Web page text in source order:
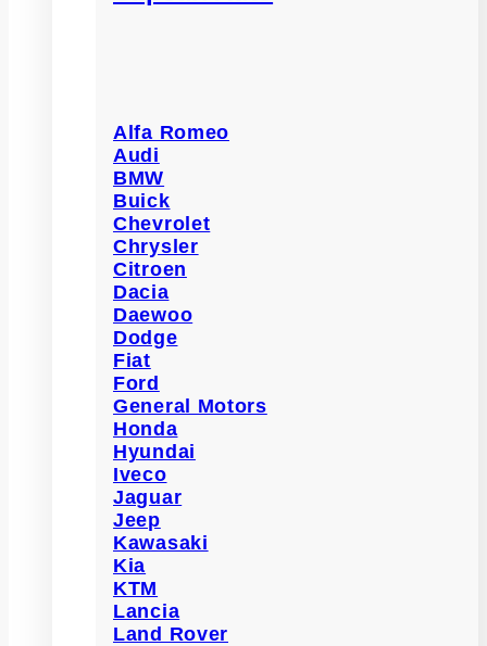
Alfa Romeo
Audi
BMW
Buick
Chevrolet
Chrysler
Citroen
Dacia
Daewoo
Dodge
Fiat
Ford
General Motors
Honda
Hyundai
Iveco
Jaguar
Jeep
Kawasaki
Kia
KTM
Lancia
Land Rover